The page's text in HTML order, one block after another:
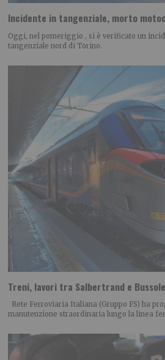
Incidente in tangenziale, morto
Oggi, nel pomeriggio , si è verificato un
tangenziale nord di Torino.
Treni, lavori tra Salbertrand e
Rete Ferroviaria Italiana (Gruppo FS) ha
manutenzione straordinaria lungo la linea